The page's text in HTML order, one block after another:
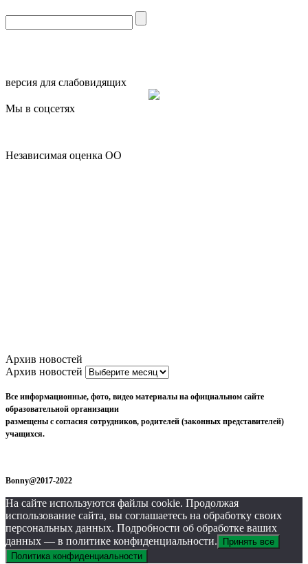
версия для слабовидящих
Мы в соцсетях
Независимая оценка ОО
Архив новостей
Архив новостей
Все информационные, фото, видео материалы на официальном сайте
образовательной организации
размещены с согласия сотрудников, родителей (законных представителей)
учащихся.
Bonny@2017-2022
На сайте используются файлы cookie. Продолжая
использование сайта, вы соглашаетесь на обработку своих
персональных данных. Подробности об обработке ваших
данных — в политике конфиденциальности.
Принять все
Политика конфиденциальности